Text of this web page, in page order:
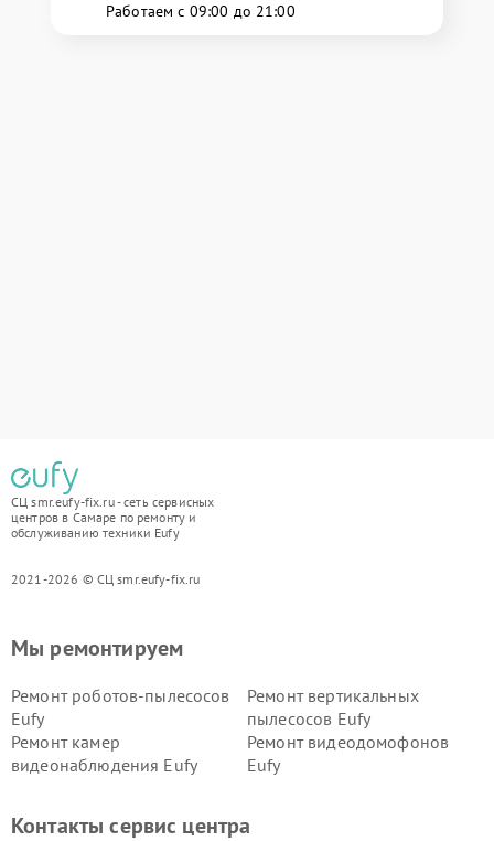
Работаем с 09:00 до 21:00
СЦ smr.eufy-fix.ru - сеть сервисных
центров в Самаре по ремонту и
обслуживанию техники Eufy
2021-2026 © СЦ smr.eufy-fix.ru
Мы ремонтируем
Ремонт роботов-пылесосов
Eufy
Ремонт вертикальных
пылесосов Eufy
Ремонт камер
видеонаблюдения Eufy
Ремонт видеодомофонов
Eufy
Контакты сервис центра